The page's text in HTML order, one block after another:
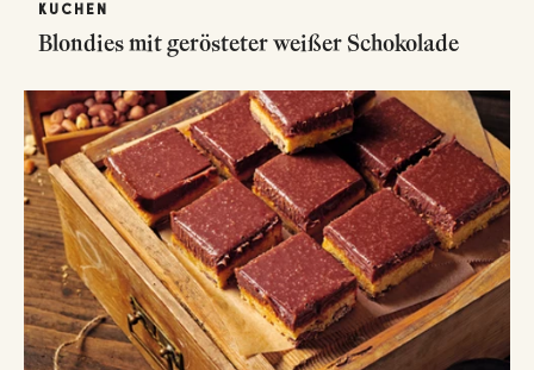
KUCHEN
Blondies mit gerösteter weißer Schokolade